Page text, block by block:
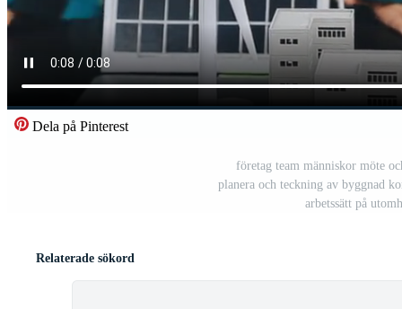
Dela på Pinterest
företag team människor möte
planera och teckning av byggnad
arbetssätt på
Relaterade sökord